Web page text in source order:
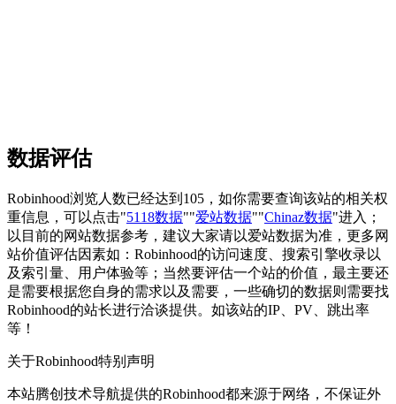
数据评估
Robinhood浏览人数已经达到105，如你需要查询该站的相关权
重信息，可以点击"5118数据""爱站数据""Chinaz数据"进入；
以目前的网站数据参考，建议大家请以爱站数据为准，更多网
站价值评估因素如：Robinhood的访问速度、搜索引擎收录以
及索引量、用户体验等；当然要评估一个站的价值，最主要还
是需要根据您自身的需求以及需要，一些确切的数据则需要找
Robinhood的站长进行洽谈提供。如该站的IP、PV、跳出率
等！
关于Robinhood特别声明
本站腾创技术导航提供的Robinhood都来源于网络，不保证外